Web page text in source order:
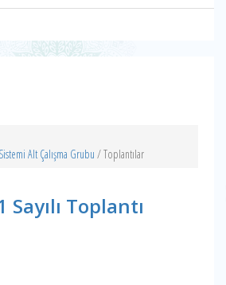
Alt Çalışma Grubu / Toplantılar
Sayılı Toplantı